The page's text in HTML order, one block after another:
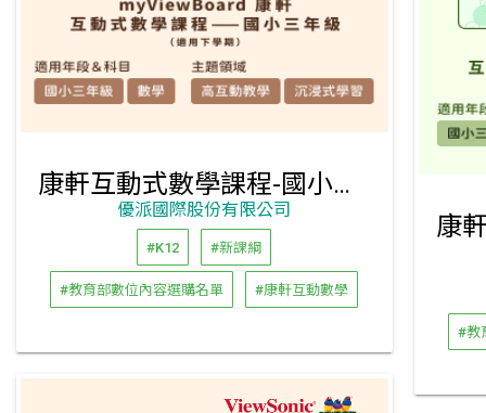
康軒互動式數學課程-國小三年級下學期
優派國際股份有限公司
#K12 #新課綱
#教育部數位內容選購名單 #康軒互動數學
#教